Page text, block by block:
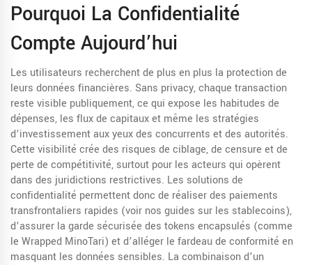
Pourquoi La Confidentialité
Compte Aujourd’hui
Les utilisateurs recherchent de plus en plus la protection de
leurs données financières. Sans privacy, chaque transaction
reste visible publiquement, ce qui expose les habitudes de
dépenses, les flux de capitaux et même les stratégies
d’investissement aux yeux des concurrents et des autorités.
Cette visibilité crée des risques de ciblage, de censure et de
perte de compétitivité, surtout pour les acteurs qui opèrent
dans des juridictions restrictives. Les solutions de
confidentialité permettent donc de réaliser des paiements
transfrontaliers rapides (voir nos guides sur les stablecoins),
d’assurer la garde sécurisée des tokens encapsulés (comme
le Wrapped MinoTari) et d’alléger le fardeau de conformité en
masquant les données sensibles. La combinaison d’un